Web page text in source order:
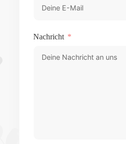
Nachricht